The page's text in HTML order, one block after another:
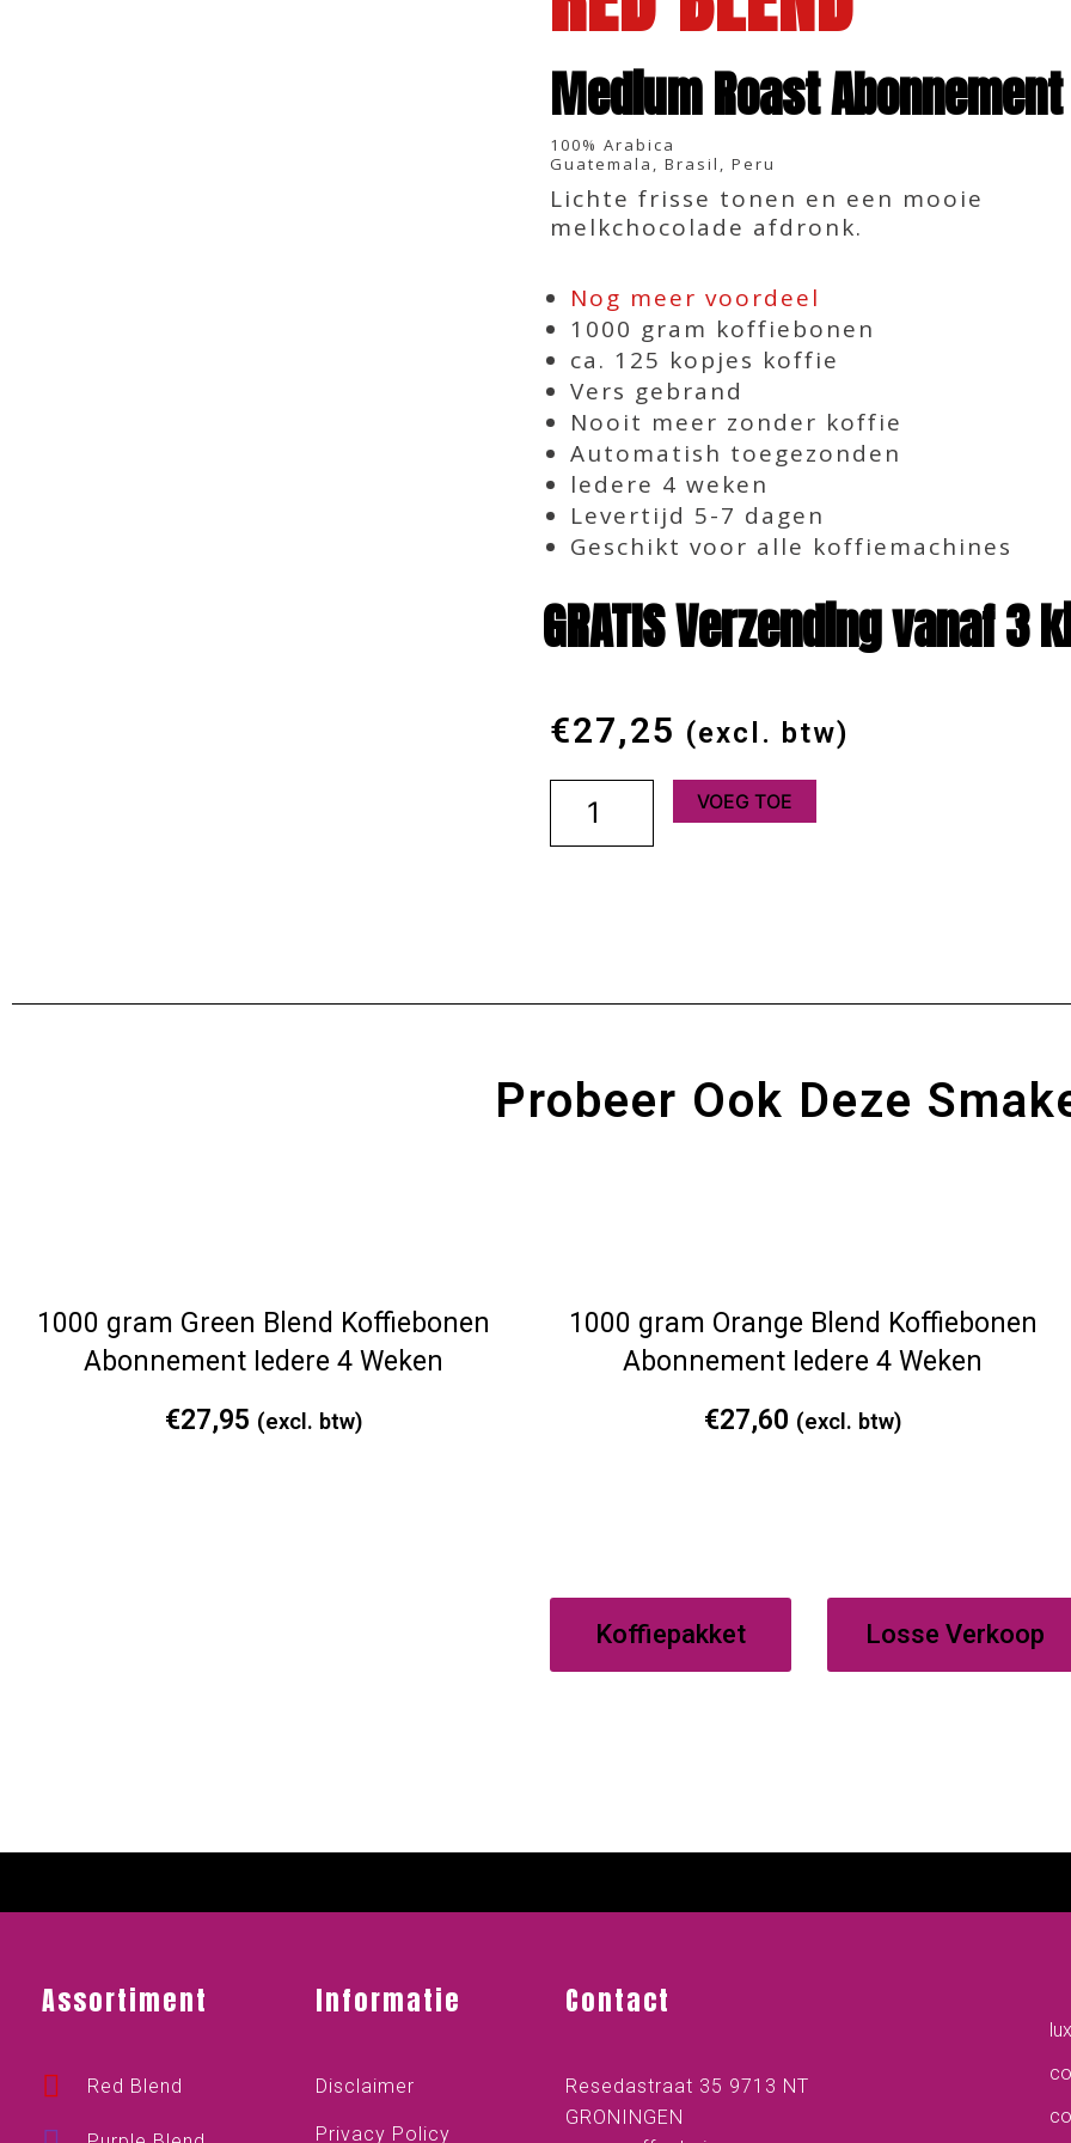
Medium Roast Abonnement
100% Arabica
Guatemala, Brasil, Peru
Lichte frisse tonen en een mooie
melkchocolade afdronk.
Nog meer voordeel
1000 gram koffiebonen
ca. 125 kopjes koffie
Vers gebrand
Nooit meer zonder koffie
Automatish toegezonden
ledere 4 weken
Levertijd 5-7 dagen
Geschikt voor alle koffiemachines
GRATIS Verzending vanaf 3
€27,25 (excl. btw)
gram
4
VOEG TOE
Probeer Ook Deze
1000 gram Green Blend Koffiebonen
Abonnement Iedere 4 Weken
€27,95 (excl. btw)
1000 gram Orange Blend Koffiebonen
Abonnement Iedere 4 Weken
€27,60 (excl. btw)
Koffiepakket Losse Verkoop
Assortiment
Red Blend
Informatie
Disclaimer
Privacy Policy
Contact
Resedastraat 35 9713 NT
GRONINGEN